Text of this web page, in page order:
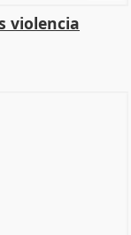
violencia